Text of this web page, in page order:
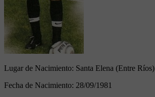
Lugar de Nacimiento: Santa Elena (Entre Ríos)
Fecha de Nacimiento: 28/09/1981